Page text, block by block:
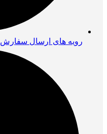
رویه های ارسال سفارش